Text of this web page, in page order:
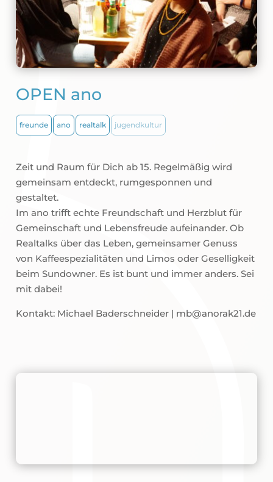
OPEN ano
freunde ano realtalk jugendkultur
Zeit und Raum für Dich ab 15. Regelmäßig wird
gemeinsam entdeckt, rumgesponnen und
gestaltet.
Im ano trifft echte Freundschaft und Herzblut für
Gemeinschaft und Lebensfreude aufeinander. Ob
Realtalks über das Leben, gemeinsamer Genuss
von Kaffeespezialitäten und Limos oder Geselligkeit
beim Sundowner. Es ist bunt und immer anders. Sei
mit dabei!
Kontakt: Michael Baderschneider | mb@anorak21.de